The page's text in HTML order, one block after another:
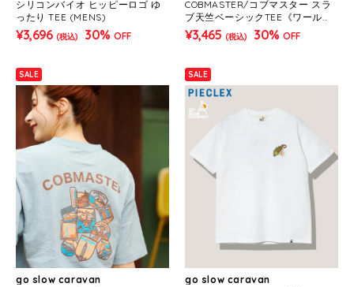
シリコンバイオ ヒッピーロゴ ゆ
ったり TEE (MENS)
¥3,696 (税込) 30% OFF
COBMASTER/コブマスター スラ
ブ天竺ベーシックTEE《ワールド
ワッペン》(MENS)
¥3,465 (税込) 30% OFF
SALE
go slow caravan
SALE
go slow caravan